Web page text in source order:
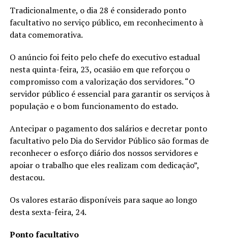
Tradicionalmente, o dia 28 é considerado ponto
facultativo no serviço público, em reconhecimento à
data comemorativa.
O anúncio foi feito pelo chefe do executivo estadual
nesta quinta-feira, 23, ocasião em que reforçou o
compromisso com a valorização dos servidores. “O
servidor público é essencial para garantir os serviços à
população e o bom funcionamento do estado.
Antecipar o pagamento dos salários e decretar ponto
facultativo pelo Dia do Servidor Público são formas de
reconhecer o esforço diário dos nossos servidores e
apoiar o trabalho que eles realizam com dedicação”,
destacou.
Os valores estarão disponíveis para saque ao longo
desta sexta-feira, 24.
Ponto facultativo